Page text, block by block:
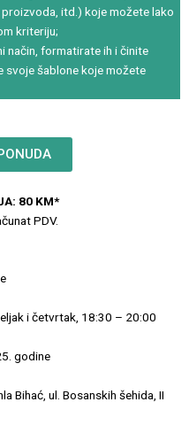
itd.) koje možete lako
kriteriju;
način, formatirate ih i činite
šablone koje možete
80 KM*
PDV.
i četvrtak, 18:30 – 20:00
godine
Bihać, ul. Bosanskih šehida, II